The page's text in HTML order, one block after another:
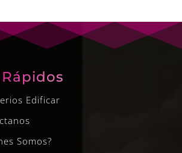
Edificar
Somos?